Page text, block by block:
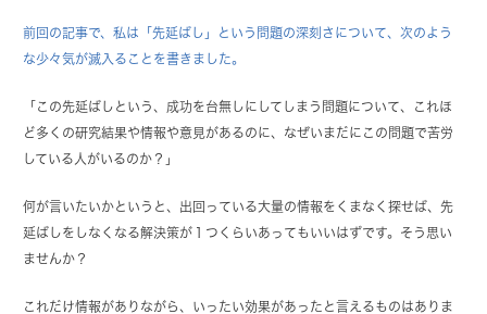
前回の記事で、私は「先延ばし」という問題の深刻さについて、次のよう
な少々気が滅入ることを書きました。
「この先延ばしという、成功を台無しにしてしまう問題について、これほ
ど多くの研究結果や情報や意見があるのに、なぜいまだにこの問題で苦労
している人がいるのか？」
何が言いたいかというと、出回っている大量の情報をくまなく探せば、先
延ばしをしなくなる解決策が１つくらいあってもいいはずです。そう思い
ませんか？
これだけ情報がありながら、いったい効果があったと言えるものはありま